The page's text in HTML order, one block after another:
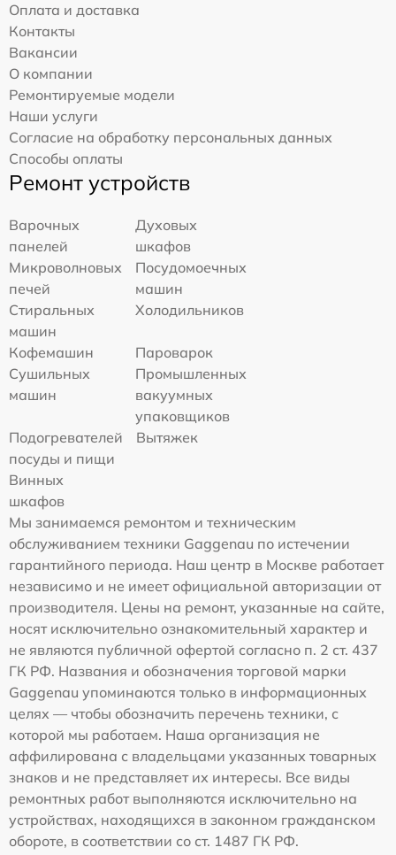
Оплата и доставка
Контакты
Вакансии
О компании
Ремонтируемые модели
Наши услуги
Согласие на обработку персональных данных
Способы оплаты
Ремонт устройств
Варочных
панелей
Духовых
шкафов
Микроволновых
печей
Посудомоечных
машин
Стиральных
машин
Холодильников
Кофемашин
Пароварок
Сушильных
машин
Промышленных
вакуумных
упаковщиков
Подогревателей
посуды и пищи
Вытяжек
Винных
шкафов
Мы занимаемся ремонтом и техническим
обслуживанием техники Gaggenau по истечении
гарантийного периода. Наш центр в Москве работает
независимо и не имеет официальной авторизации от
производителя. Цены на ремонт, указанные на сайте,
носят исключительно ознакомительный характер и
не являются публичной офертой согласно п. 2 ст. 437
ГК РФ. Названия и обозначения торговой марки
Gaggenau упоминаются только в информационных
целях — чтобы обозначить перечень техники, с
которой мы работаем. Наша организация не
аффилирована с владельцами указанных товарных
знаков и не представляет их интересы. Все виды
ремонтных работ выполняются исключительно на
устройствах, находящихся в законном гражданском
обороте, в соответствии со ст. 1487 ГК РФ.